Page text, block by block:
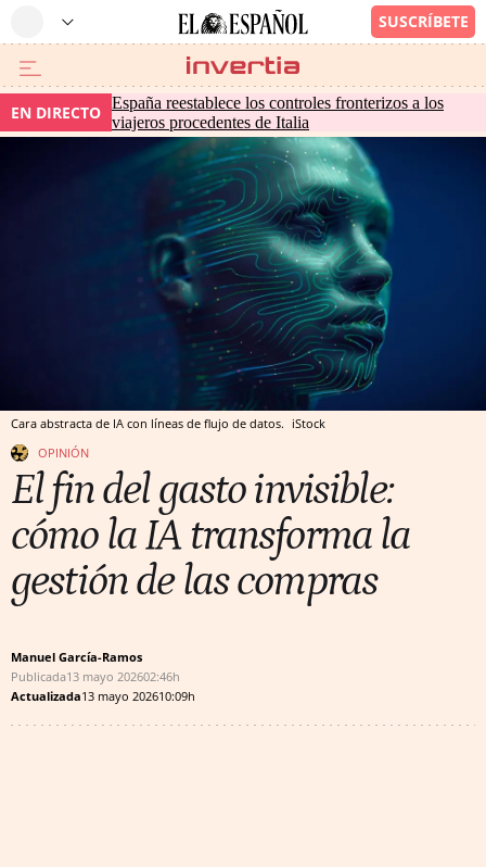
EN DIRECTO España reestablece los controles fronterizos a los
viajeros procedentes de Italia
Cara abstracta de IA con líneas de flujo de datos. iStock
OPINIÓN
El fin del gasto invisible:
cómo la IA transforma la
gestión de las compras
Manuel García-Ramos
Publicada13 mayo 202602:46h
Actualizada13 mayo 202610:09h